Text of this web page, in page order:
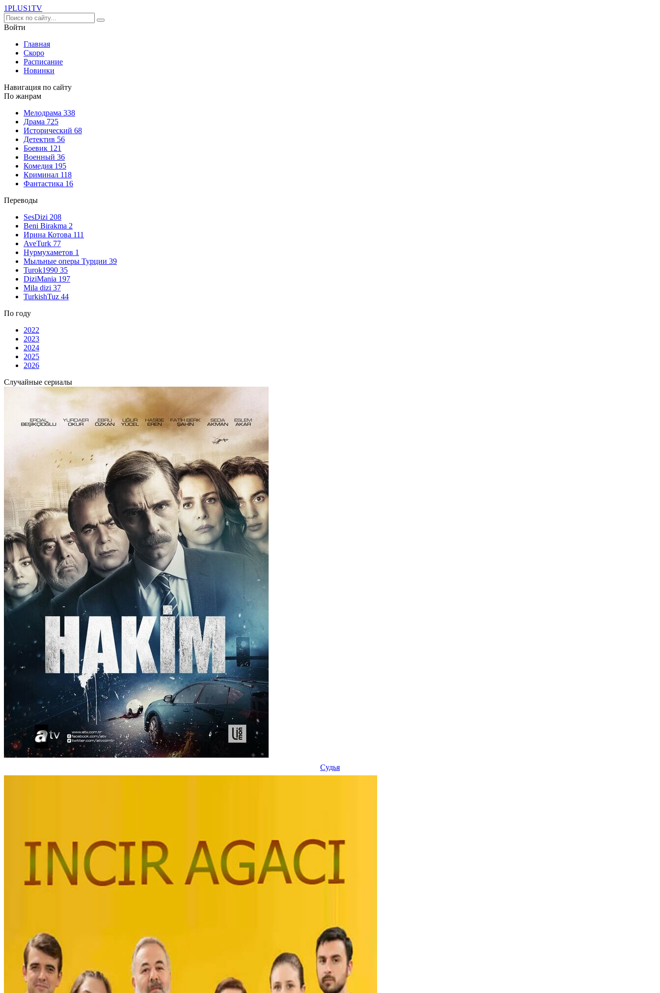
1PLUS1TV
Войти
Главная
Скоро
Расписание
Новинки
Навигация по сайту
По жанрам
Мелодрама 338
Драма 725
Исторический 68
Детектив 56
Боевик 121
Военный 36
Комедия 195
Криминал 118
Фантастика 16
Переводы
SesDizi 208
Beni Birakma 2
Ирина Котова 111
AveTurk 77
Нурмухаметов 1
Мыльные оперы Турции 39
Turok1990 35
DiziMania 197
Mila dizi 37
TurkishTuz 44
По году
2022
2023
2024
2025
2026
Случайные сериалы
Судья